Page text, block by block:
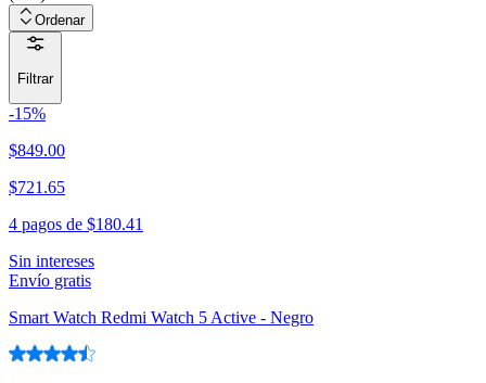
Ordenar
Filtrar
-15%
$849.00
$721.65
4 pagos de $180.41
Sin intereses
Envío gratis
Smart Watch Redmi Watch 5 Active - Negro